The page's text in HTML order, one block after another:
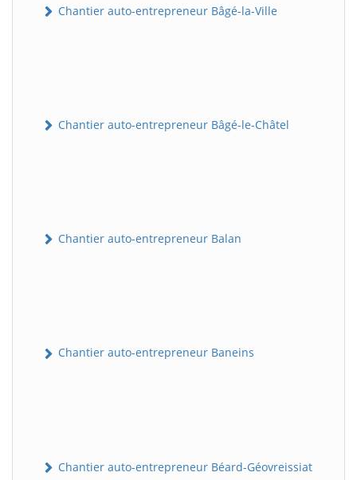
Chantier auto-entrepreneur Bâgé-la-Ville
Chantier auto-entrepreneur Bâgé-le-Châtel
Chantier auto-entrepreneur Balan
Chantier auto-entrepreneur Baneins
Chantier auto-entrepreneur Béard-Géovreissiat